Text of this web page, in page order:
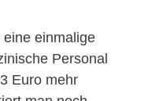
einmalige
Personal
Euro mehr